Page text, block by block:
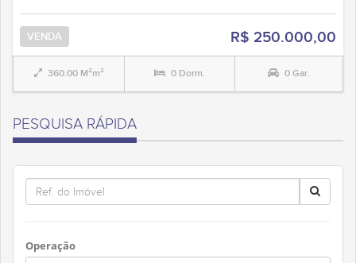
VENDA R$ 250.000,00
360.00 M²m² 0 Dorm. 0 Gar.
PESQUISA RÁPIDA
Operação